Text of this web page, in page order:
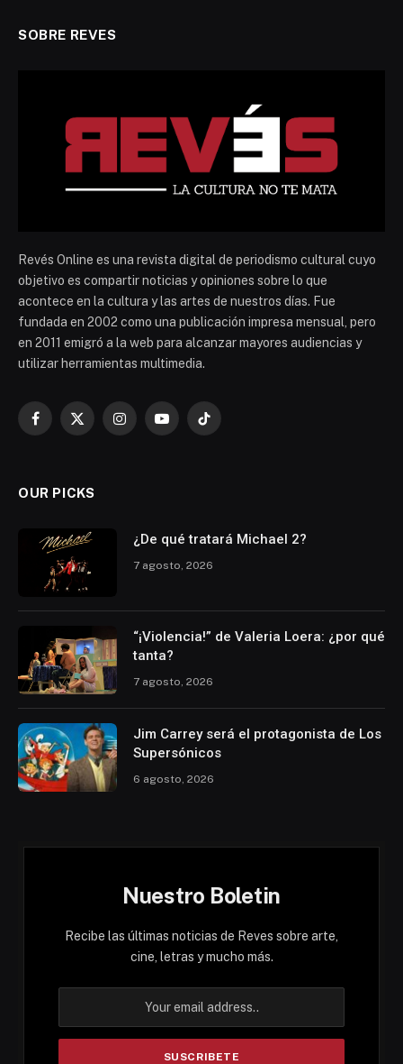
SOBRE REVES
Revés Online es una revista digital de periodismo cultural cuyo
objetivo es compartir noticias y opiniones sobre lo que
acontece en la cultura y las artes de nuestros días. Fue
fundada en 2002 como una publicación impresa mensual, pero
en 2011 emigró a la web para alcanzar mayores audiencias y
utilizar herramientas multimedia.
Facebook
X
InstagramYouTubeTikTok
OUR PICKS
¿De qué tratará Michael 2?
7 agosto, 2026
“¡Violencia!” de Valeria Loera: ¿por qué
tanta?
7 agosto, 2026
Jim Carrey será el protagonista de Los
Supersónicos
6 agosto, 2026
Nuestro Boletin
Recibe las últimas noticias de Reves sobre arte,
cine, letras y mucho más.